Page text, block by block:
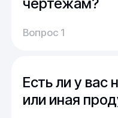
Вы можете
(в т.ч. примерный)
Мы можем
продукцию
детали), так и
Вопрос 1
Есть ли у вас
или иная